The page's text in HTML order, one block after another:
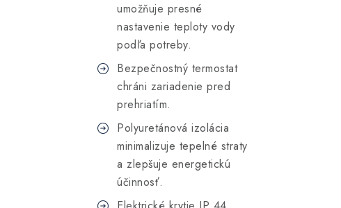
umožňuje presné
nastavenie teploty vody
podľa potreby.
Bezpečnostný termostat
chráni zariadenie pred
prehriatím.
Polyuretánová izolácia
minimalizuje tepelné straty
a zlepšuje energetickú
účinnosť.